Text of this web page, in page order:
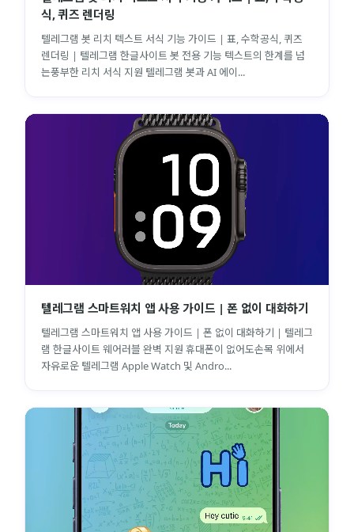
식, 퀴즈 렌더링
텔레그램 봇 리치 텍스트 서식 기능 가이드 | 표, 수학공식, 퀴즈
렌더링 | 텔레그램 한글사이트 봇 전용 기능 텍스트의 한계를 넘
는풍부한 리치 서식 지원 텔레그램 봇과 AI 에이...
텔레그램 스마트워치 앱 사용 가이드 | 폰 없이 대화하기
텔레그램 스마트워치 앱 사용 가이드 | 폰 없이 대화하기 | 텔레그
램 한글사이트 웨어러블 완벽 지원 휴대폰이 없어도손목 위에서
자유로운 텔레그램 Apple Watch 및 Andro...